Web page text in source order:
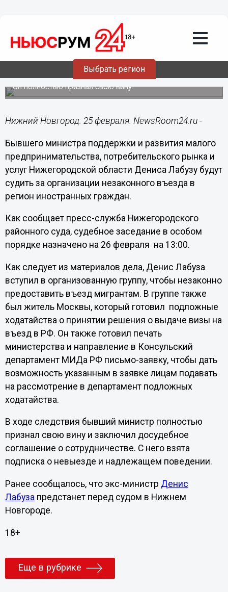
Выбрать регион
25.02.201613:04
Экс-министра Дениса Лабузу будут
судить в особом порядке
Он полностью признал свою вину.
Нижний Новгород. 25 февраля. NewsRoom24.ru -
Бывшего министра поддержки и развития малого
предпринимательства, потребительского рынка и
услуг Нижегородской области Дениса Лабузу будут
судить за организации незаконного въезда в
регион иностранных граждан.
Как сообщает пресс-служба Нижегородского
районного суда, судебное заседание в особом
порядке назначено на 26 февраля на 13:00.
Как следует из материалов дела, Денис Лабуза
вступил в организованную группу, чтобы незаконно
предоставить въезд мигрантам. В группе также
был житель Москвы, который готовил подложные
ходатайства о принятии решения о выдаче визы на
въезд в РФ. Он также готовил печать
министерства и направление в Консульский
департамент МИДа РФ письмо-заявку, чтобы дать
возможность указанным в заявке лицам подавать
на рассмотрение в департамент подложных
ходатайства.
В ходе следствия бывший министр полностью
признал свою вину и заключил досудебное
соглашение о сотрудничестве. С него взята
подписка о невыезде и надлежащем поведении.
Ранее сообщалось, что экс-министр Денис
Лабуза предстанет перед судом в Нижнем
Новгороде.
18+
Еще в рубрике